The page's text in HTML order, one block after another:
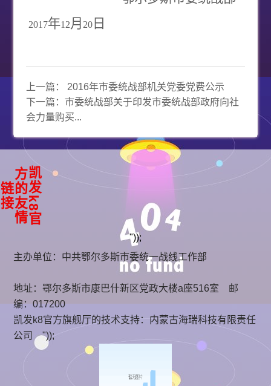
2017年12月20 日
上一篇： 2016年市委统战部机关党委党费公示
下一篇：市委统战部关于印发市委统战部政府向社
会力量购买...
凯
k
8
官
方
友
情
"));
主办单位：中共鄂尔多斯市委统一战线工作部
地址：鄂尔多斯市康巴什新区党政大楼a座516室 邮
编：017200
凯发k8官方旗舰厅的技术支持： 内蒙古海瑞科技有限责任
公司 "));